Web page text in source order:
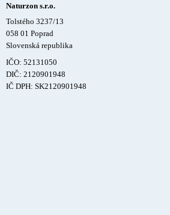
Naturzon s.r.o.
Tolstého 3237/13
058 01 Poprad
Slovenská republika
IČO: 52131050
DIČ: 2120901948
IČ DPH: SK2120901948